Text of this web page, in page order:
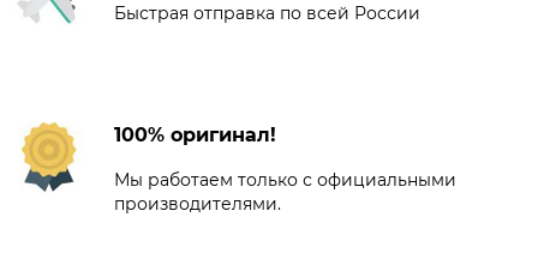
Быстрая отправка по всей России
100% оригинал!
Мы работаем только с официальными
производителями.